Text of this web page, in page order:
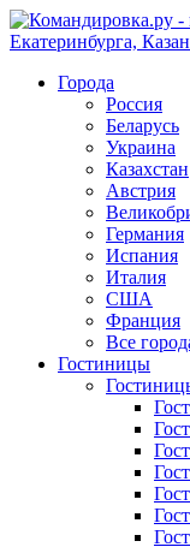
Города
Россия
Беларусь
Украина
Казахстан
Австрия
Германия
Испания
Италия
США
Франция
Все
Гостиницы